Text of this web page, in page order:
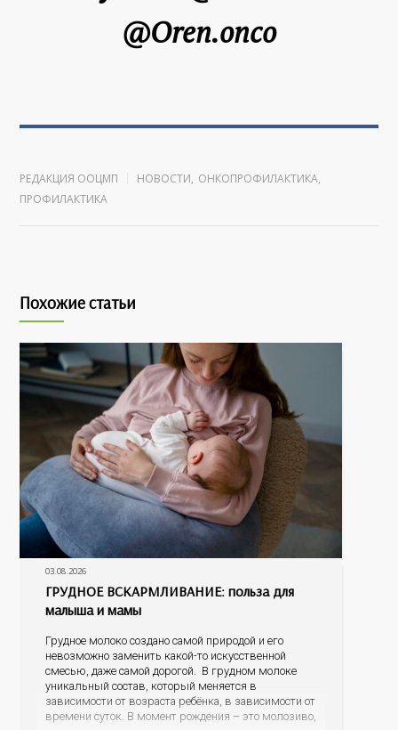
@Oren.onco
РЕДАКЦИЯ ООЦМП НОВОСТИ, ОНКОПРОФИЛАКТИКА,
ПРОФИЛАКТИКА
Похожие статьи
03.08.2026
ГРУДНОЕ ВСКАРМЛИВАНИЕ: польза для
малыша и мамы
Грудное молоко создано самой природой и его
невозможно заменить какой-то искусственной
смесью, даже самой дорогой. В грудном молоке
уникальный состав, который меняется в
зависимости от возраста ребёнка, в зависимости от
времени суток. В момент рождения – это молозиво,